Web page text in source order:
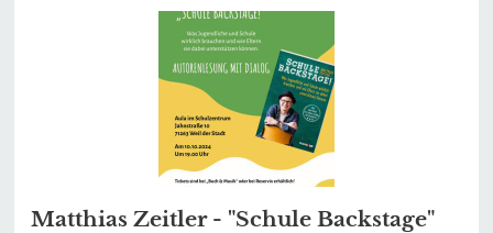
Matthias Zeitler - "Schule Backstage"